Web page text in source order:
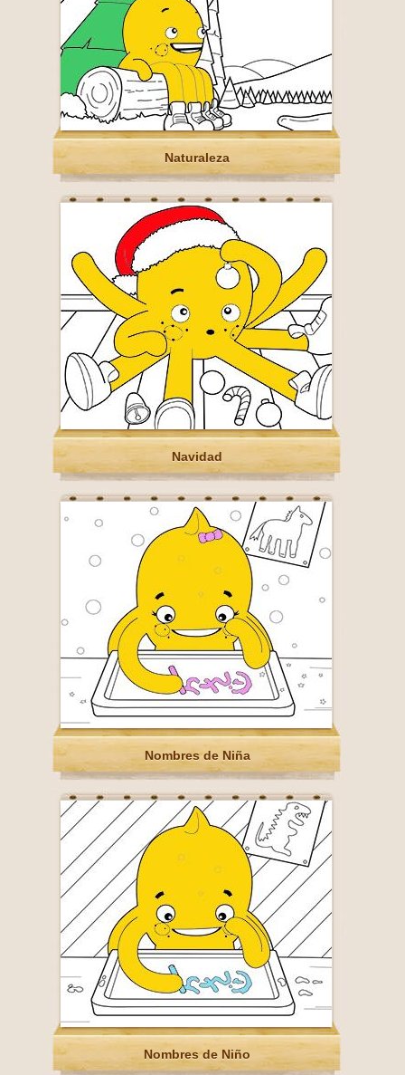
Naturaleza
Navidad
Nombres de Niña
Nombres de Niño